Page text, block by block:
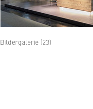
Bildergalerie (23)